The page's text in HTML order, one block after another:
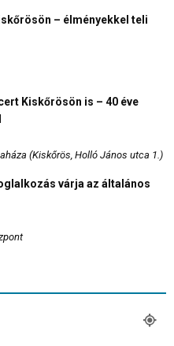
– élményekkel teli
Kiskőrösön is – 40 éve
(Kiskőrös, Holló János utca 1.)
várja az általános